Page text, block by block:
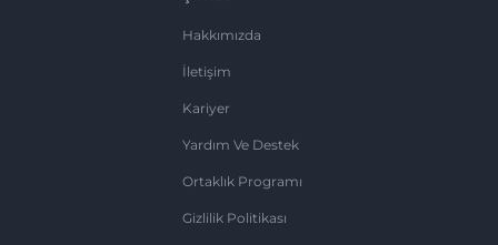
Hakkımızda
İletişim
Kariyer
Yardım Ve Destek
Ortaklık Programı
Gizlilik Politikası